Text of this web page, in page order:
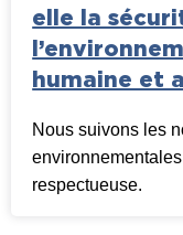
elle la
humaine et
Nous suivons les
respectueuse.